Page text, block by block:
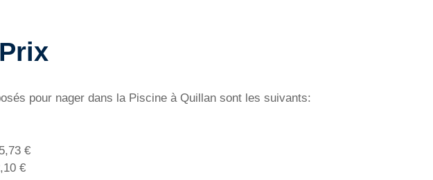
pour nager dans la Piscine à Quillan sont les suivants:
€
€